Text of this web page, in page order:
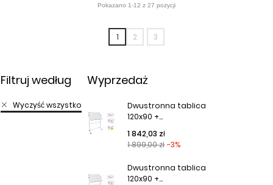
1 2 3
Filtruj według
Wyczyść wszystko
Wyprzedaż
Dwustronna tablica
120x90 +...
Cena podstawowa
1 899,00 zł -3%
Cena
1 842,03 zł
Dwustronna tablica
120x90 +...